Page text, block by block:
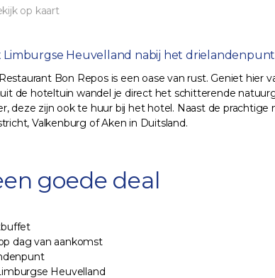
op kaart
Heuvelland nabij het
Bon Repos is een oase van rust. Geniet
de hoteltuin wandel je direct het schitterende
deze zijn ook te huur bij het hotel. Naast de
Valkenburg of Aken in Duitsland.
goede deal
dag van aankomst
Heuvelland